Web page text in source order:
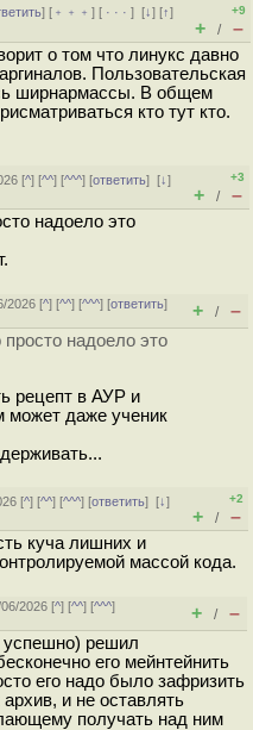
] [ ﹢﹢﹢] [ · · ·][↓] [↑]
+9
+ / –
о том что линукс давно
Пользовательская
ширнармассы. В общем
кто тут кто.
[^] [^^] [^^^] [ответить][↓]
+3
+ / –
надоело это
2026 [^] [^^] [^^^] [ответить]
+ / –
надоело это
рецепт в АУР и
может даже ученик
[^] [^^] [^^^] [ответить][↓]
+2
+ / –
куча лишних и
массой кода.
2026 [^] [^^] [^^^]
+ / –
успешно) решил
его мейнтейнить
его надо было зафризить
и не оставлять
получать над ним